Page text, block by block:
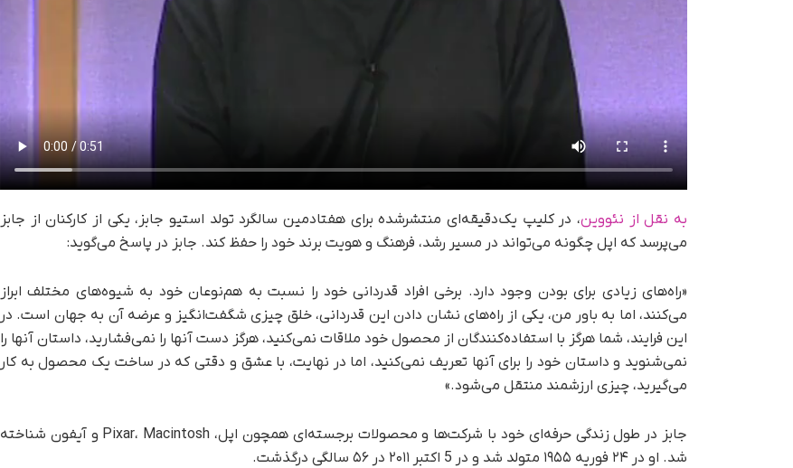
به نقل از نئووین، در کلیپ یک‌دقیقه‌ای منتشرشده برای هفتادمین سالگرد تولد استیو جابز، یکی از کارکنان از جابز
می‌پرسد که اپل چگونه می‌تواند در مسیر رشد، فرهنگ و هویت برند خود را حفظ کند. جابز در پاسخ می‌گوید:
«راه‌های زیادی برای بودن وجود دارد. برخی افراد قدردانی خود را نسبت به هم‌نوعان خود به شیوه‌های مختلف ابراز
می‌کنند، اما به باور من، یکی از راه‌های نشان دادن این قدردانی، خلق چیزی شگفت‌انگیز و عرضه آن به جهان است. در
این فرایند، شما هرگز با استفاده‌کنندگان از محصول خود ملاقات نمی‌کنید، هرگز دست آنها را نمی‌فشارید، داستان آنها را
نمی‌شنوید و داستان خود را برای آنها تعریف نمی‌کنید، اما در نهایت، با عشق و دقتی که در ساخت یک محصول به کار
می‌گیرید، چیزی ارزشمند منتقل می‌شود.»
جابز در طول زندگی حرفه‌ای خود با شرکت‌ها و محصولات برجسته‌ای همچون اپل، Pixar، Macintosh و آیفون شناخته
شد. او در ۲۴ فوریه ۱۹۵۵ متولد شد و در 5 اکتبر ۲۰۱۱ در ۵۶ سالگی درگذشت.